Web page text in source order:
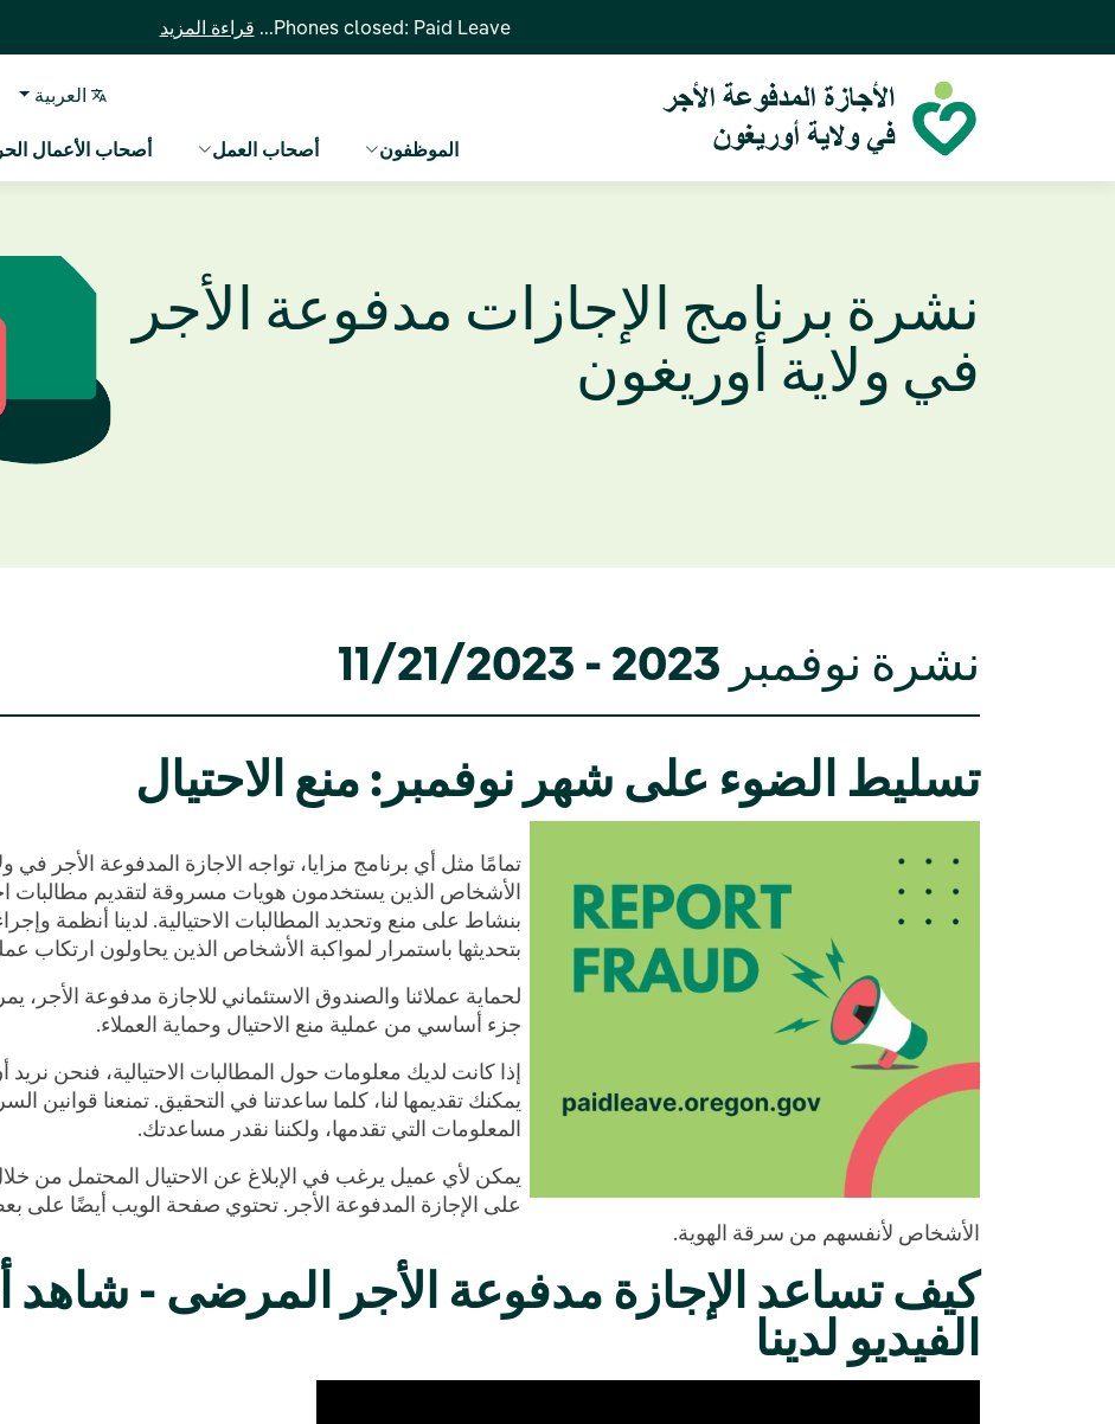
Phones closed: Paid Leave... قراءة المزيد
العربية
الموظفون أصحاب العمل أصحاب الأعمال
نشرة برنامج الإجازات مدفوعة الأجر
في ولاية أوريغون
نشرة نوفمبر 2023 - 11/21/2023
تسليط الضوء على شهر نوفمبر: منع الاحتيال
تمامًا مثل أي برنامج مزايا، تواجه الاجازة المدفوعة الأجر
الأشخاص الذين يستخدمون هويات مسروقة لتقديم مطالبات
بنشاط على منع وتحديد المطالبات الاحتيالية. لدينا أنظمة
بتحديثها باستمرار لمواكبة الأشخاص الذين يحاولون ارتكاب
لحماية عملائنا والصندوق الاستئماني للاجازة مدفوعة
جزء أساسي من عملية منع الاحتيال وحماية العملاء.
إذا كانت لديك معلومات حول المطالبات الاحتيالية، فنحن
يمكنك تقديمها لنا، كلما ساعدتنا في التحقيق. تمنعنا قوانين
المعلومات التي تقدمها، ولكننا نقدر مساعدتك.
يمكن لأي عميل يرغب في الإبلاغ عن الاحتيال المحتمل من
على الإجازة المدفوعة الأجر. تحتوي صفحة الويب أيضًا على
الأشخاص لأنفسهم من سرقة الهوية.
كيف تساعد الإجازة مدفوعة الأجر المرضى - شاهد
الفيديو لدينا